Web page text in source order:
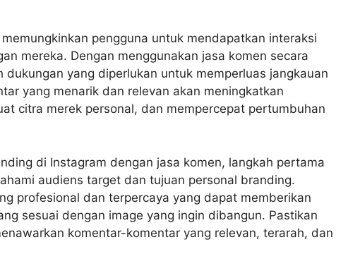
pengguna untuk mendapatkan interaksi
mereka. Dengan menggunakan jasa komen secara
dukungan yang diperlukan untuk memperluas jangkauan
yang menarik dan relevan akan meningkatkan
citra merek personal, dan mempercepat pertumbuhan
di Instagram dengan jasa komen, langkah pertama
audiens target dan tujuan personal branding.
profesional dan terpercaya yang dapat memberikan
sesuai dengan image yang ingin dibangun. Pastikan
komentar-komentar yang relevan, terarah, dan